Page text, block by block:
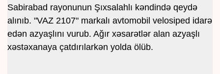
Sabirabad rayonunun Şıxsalahlı kəndində qeydə
alınıb. "VAZ 2107" markalı avtomobil velosiped idarə
edən azyaşlını vurub. Ağır xəsarətlər alan azyaşlı
xəstəxanaya çatdırılarkən yolda ölüb.